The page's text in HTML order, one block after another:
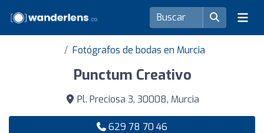
Fotógrafos de bodas en Murcia
Punctum Creativo
Pl. Preciosa 3, 30008, Murcia
629 78 70 46